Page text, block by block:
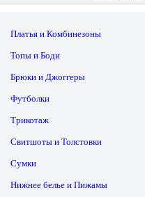
Платья и Комбинезоны
Топы и Боди
Брюки и Джоггеры
Футболки
Трикотаж
Свитшоты и Толстовки
Сумки
Нижнее белье и Пижамы